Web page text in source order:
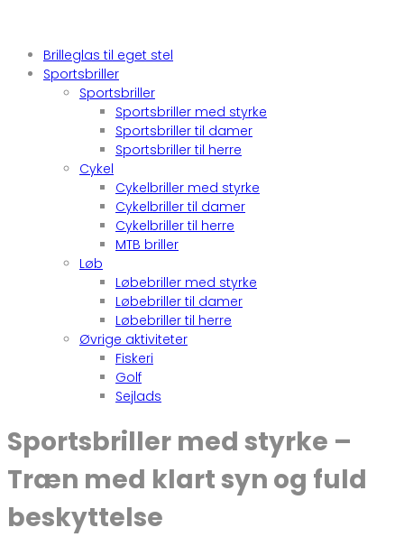
Brilleglas til eget stel
Sportsbriller
Sportsbriller
Sportsbriller med styrke
Sportsbriller til damer
Sportsbriller til herre
Cykel
Cykelbriller med styrke
Cykelbriller til damer
Cykelbriller til herre
MTB briller
Løb
Løbebriller med styrke
Løbebriller til damer
Løbebriller til herre
Øvrige aktiviteter
Fiskeri
Golf
Sejlads
Sportsbriller med styrke –
Træn med klart syn og fuld
beskyttelse